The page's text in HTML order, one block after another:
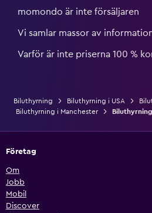
momondo är inte försäljaren
Vi samlar massor av
Varför är inte priserna 100 %
Biluthyrning Biluthyrning i USA
Biluthyrning i Manchester
Företag
Om
Jobb
Mobil
Discover